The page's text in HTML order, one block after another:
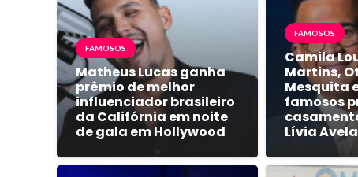
FAMOSOS
Matheus Lucas ganha
prêmio de melhor
influenciador brasileiro
da Califórnia em noite
de gala em Hollywood
FAMOSOS
Camila
Martins,
Mesquita
famosos
Lívia